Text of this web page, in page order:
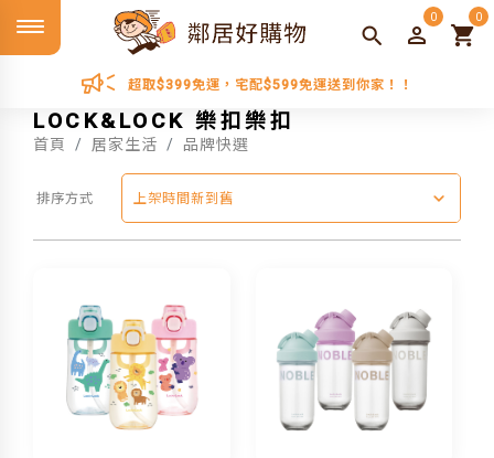
超取$399免運，宅配$599免運送到你家！！
0 0
LOCK&LOCK 樂扣樂扣
首頁 居家生活 品牌快選
排序方式 上架時間新到舊